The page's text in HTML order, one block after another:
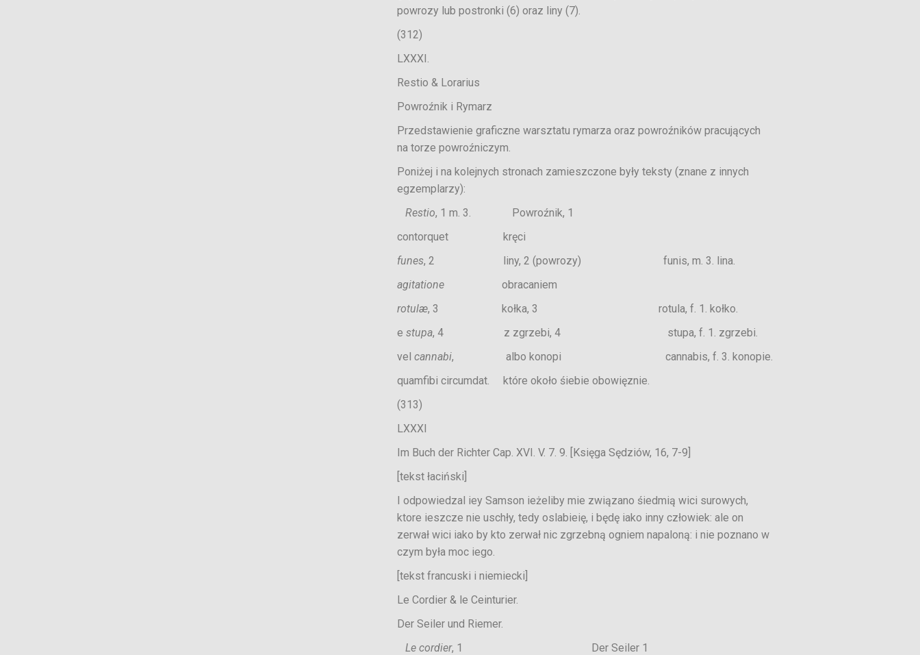
powrozy lub postronki (6) oraz liny (7).
(312)
LXXXI.
Restio & Lorarius
Powroźnik i Rymarz
Przedstawienie graficzne warsztatu rymarza oraz powroźników pracujących
na torze powroźniczym.
Poniżej i na kolejnych stronach zamieszczone były teksty (znane z innych
egzemplarzy):
Restio, 1 m. 3. Powroźnik, 1
contorquet kręci
funes, 2 liny, 2 (powrozy) funis, m. 3. lina.
agitatione obracaniem
rotulæ, 3 kołka, 3 rotula, f. 1. kołko.
e stupa, 4 z zgrzebi, 4 stupa, f. 1. zgrzebi.
vel cannabi, albo konopi cannabis, f. 3. konopie.
quamfibi circumdat. które około śiebie obowięznie.
(313)
LXXXI
Im Buch der Richter Cap. XVI. V. 7. 9. [Księga Sędziów, 16, 7-9]
[tekst łaciński]
I odpowiedzal iey Samson ieżeliby mie związano śiedmią wici surowych,
ktore ieszcze nie uschły, tedy oslabieię, i będę iako inny człowiek: ale on
zerwał wici iako by kto zerwał nic zgrzebną ogniem napaloną: i nie poznano w
czym była moc iego.
[tekst francuski i niemiecki]
Le Cordier & le Ceinturier.
Der Seiler und Riemer.
Le cordier, 1 Der Seiler 1